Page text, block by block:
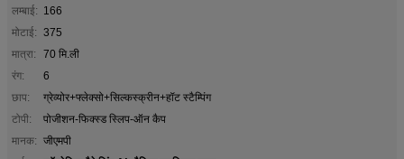
लम्बाई: 166
मोटाई: 375
मात्रा:
70 मि.ली
रंग:
6
छाप:
ग्रेव्योर+फ्लेक्सो+सिल्कस्क्रीन+हॉट स्टैम्पिंग
टोपी:
पोजीशन-फिक्स्ड स्लिप-ऑन कैप
मानक: जीएमपी